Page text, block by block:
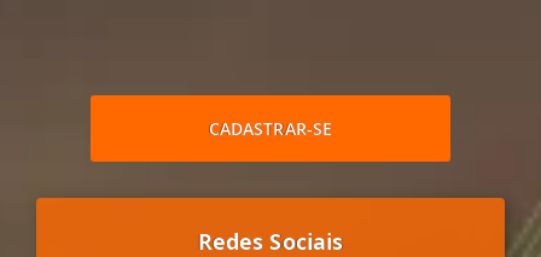
CADASTRAR-SE
Redes Sociais